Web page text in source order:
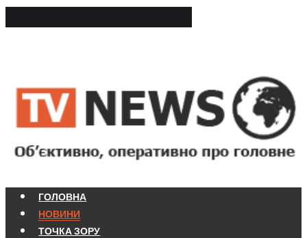
ГОЛОВНА
НОВИНИ
ТОЧКА ЗОРУ